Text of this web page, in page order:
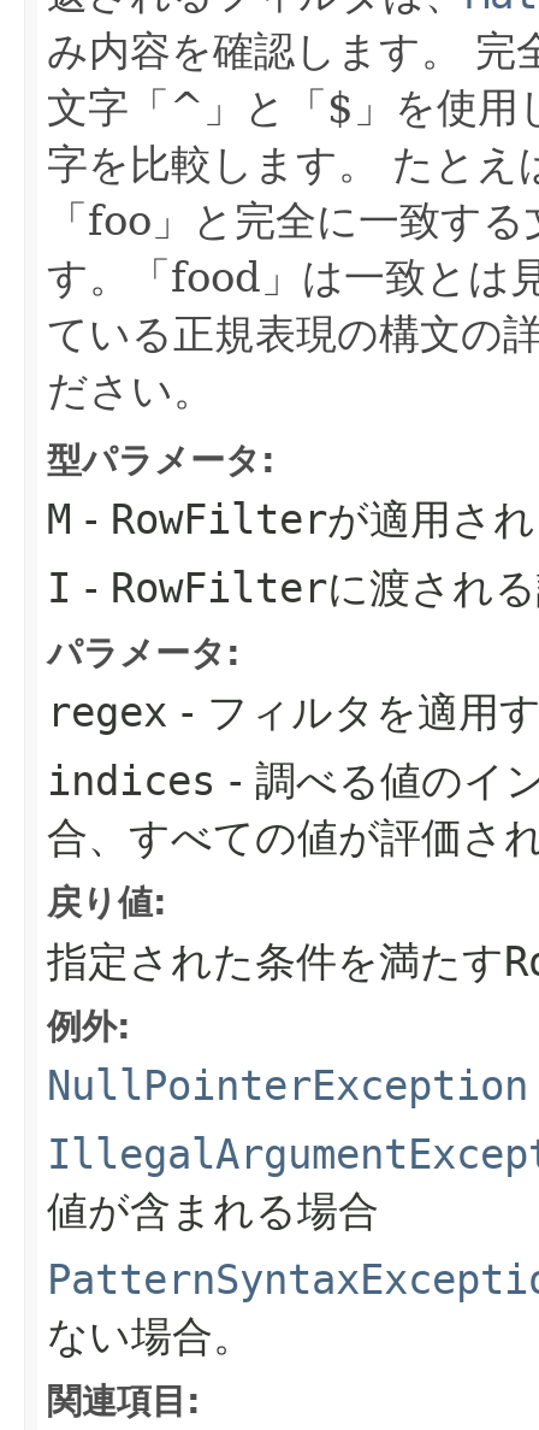
み内容を確認します。
完
文字「^」と「$」を使用
字を比較します。
たとえ
「foo」と完全に一致す
す。「food」は一致とは
ている正規表現の構文の
ださい。
型パラメータ:
M - RowFilterが適用さ
I - RowFilterに渡され
パラメータ:
regex - フィルタを適用
indices - 調べる値のイ
合、すべての値が評価さ
戻り値:
指定された条件を満たす
例外:
NullPointerException
値が含まれる場合
ない場合。
関連項目: